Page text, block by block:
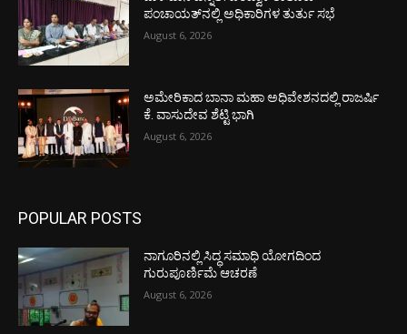
ಪಂಚಾಯತ್‌ನಲ್ಲಿ ಅಧಿಕಾರಿಗಳ ತುರ್ತು ಸಭೆ
August 6, 2026
ಅಮೇರಿಕಾದ ಬಾನಾ ಮಹಾ ಅಧಿವೇಶನದಲ್ಲಿ ರಾಜರ್ಷಿ
ಕೆ. ವಾಸುದೇವ ಶೆಟ್ಟಿ ಭಾಗಿ
August 6, 2026
POPULAR POSTS
ನಾಗೂರಿನಲ್ಲಿ ಸಿದ್ಧ ಸಮಾಧಿ ಯೋಗದಿಂದ
ಗುರುಪೂರ್ಣಿಮೆ ಆಚರಣೆ
August 6, 2026